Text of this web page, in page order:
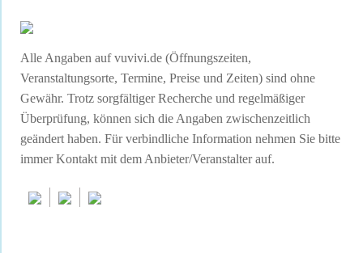
Alle Angaben auf vuvivi.de (Öffnungszeiten,
Veranstaltungsorte, Termine, Preise und Zeiten) sind ohne
Gewähr. Trotz sorgfältiger Recherche und regelmäßiger
Überprüfung, können sich die Angaben zwischenzeitlich
geändert haben. Für verbindliche Information nehmen Sie bitte
immer Kontakt mit dem Anbieter/Veranstalter auf.